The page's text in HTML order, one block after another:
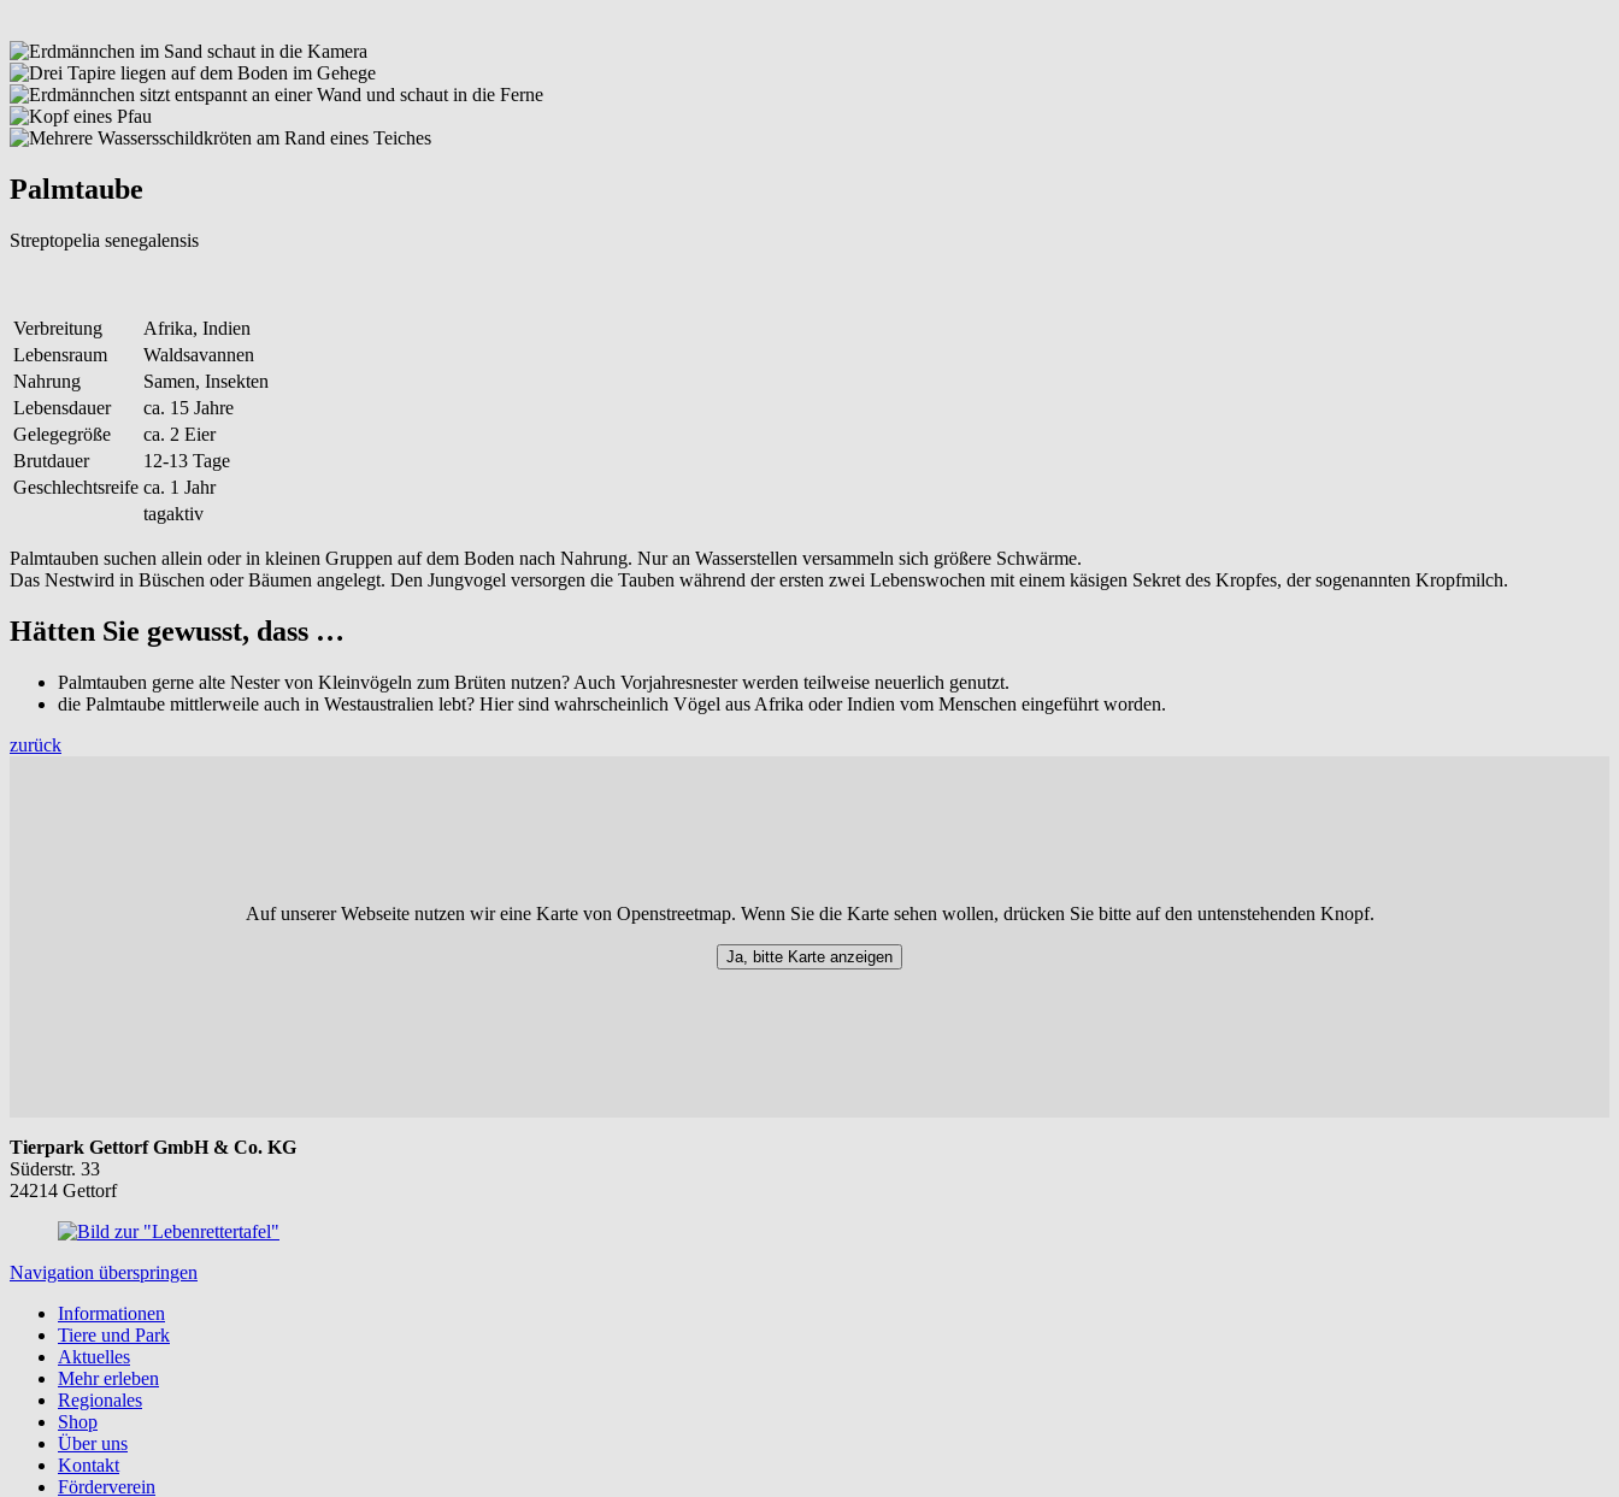
Palmtaube
Streptopelia senegalensis
Verbreitung
Afrika, Indien
Lebensraum
Waldsavannen
Nahrung
Samen, Insekten
Lebensdauer
ca. 15 Jahre
Gelegegröße
ca. 2 Eier
Brutdauer
12-13 Tage
Geschlechtsreife ca. 1 Jahr
tagaktiv
Palmtauben suchen allein oder in kleinen Gruppen auf dem Boden nach Nahrung. Nur an Wasserstellen versammeln sich größere Schwärme.
Das Nestwird in Büschen oder Bäumen angelegt. Den Jungvogel versorgen die Tauben während der ersten zwei Lebenswochen mit einem käsigen Sekret des Kropfes, der sogenannten Kropfmilch.
Hätten Sie gewusst, dass …
Palmtauben gerne alte Nester von Kleinvögeln zum Brüten nutzen? Auch Vorjahresnester werden teilweise neuerlich genutzt.
die Palmtaube mittlerweile auch in Westaustralien lebt? Hier sind wahrscheinlich Vögel aus Afrika oder Indien vom Menschen eingeführt worden.
zurück
Auf unserer Webseite nutzen wir eine Karte von Openstreetmap. Wenn Sie die Karte sehen wollen, drücken Sie bitte auf den untenstehenden Knopf.
Ja, bitte Karte anzeigen
Tierpark Gettorf GmbH & Co. KG
Süderstr. 33
24214 Gettorf
Navigation überspringen
Informationen
Tiere und Park
Aktuelles
Mehr erleben
Regionales
Shop
Über uns
Kontakt
Förderverein